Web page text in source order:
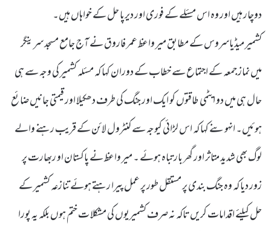
دوچار ہیں اور وہ اس مسئلے کے فوری اور دیرپا حل کے خواہاں ہیں۔
کشمیر میڈیاسروس کے مطابق میر واعظ عمر فاروق نے آج جامع مسجد سرینگر
میں نماز جمعہ کے اجتماع سے خطاب کے دوران کہا کہ مسئلہ کشمیر کی وجہ سے ہی
حال ہی میں دو ایٹمی طاقتوں کو ایک اور جنگ کی طرف دھکیلا اور قیمتی جانیں ضائع
ہوئیں۔ انہوںنے کہا کہ اس لڑائی کیوجہ سے کنٹرول لائن کے قریب رہنے والے
لوگ بھی شدید متاثر اور گھر بار تباہ ہوئے ۔ میر واعظ نے پاکستان او ربھارت پر
زور دیا کہ وہ جنگ بندی پر مستقل طور پر عمل پیرا رہتے ہوئے تنازعہ کشمیر کے
حل کیلئے اقدامات کریں تاکہ نہ صرف کشمیریوں کی مشکلا ت ختم ہوں بلکہ یہ پورا